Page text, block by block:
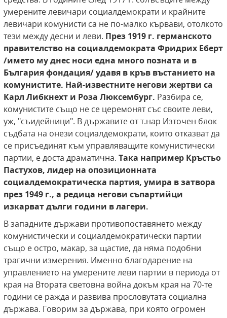
умерените левичари социалдемократи и крайните
левичари комунисти са не по-малко кървави, отолкото
тези между десни и леви. През 1919 г. германското
правителство на социалдемократа Фридрих Еберт
/името му днес носи една много позната и в
България фондация/ удавя в кръв въстанието на
комунистите. Най-известните негови жертви са
Карл Либкнехт и Роза Люксембург. Разбира се,
комунистите също не се церемонят със своите леви,
уж, "съидейници". В държавите от т.нар Източен блок
съдбата на онези социалдемократи, които отказват да
се присъединят към управляващите комунистически
партии, е доста драматична. Така например Кръстьо
Пастухов, лидер на опозиционната
социалдемократическа партия, умира в затвора
през 1949 г., а редица негови съпартийци
изкарват дълги години в лагери.
В западните държави противопоставянето между
комунистически и социалдемократически партии
също е остро, макар, за щастие, да няма подобни
трагични измерения. Именно благодарение на
управлението на умерените леви партии в периода от
края на Втората световна война докъм края на 70-те
години се ражда и развива прословутата социална
държава. Говорим за държава, при която огромен